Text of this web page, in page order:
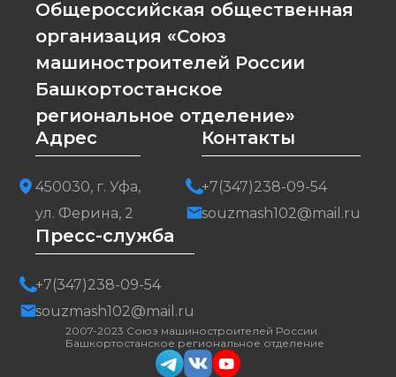
Общероссийская общественная
организация «Союз
машиностроителей России
Башкортостанское
региональное отделение»
Адрес
450030, г. Уфа,
ул. Ферина, 2
Контакты
+7(347)238-09-54
souzmash102@mail.ru
Пресс-служба
+7(347)238-09-54
souzmash102@mail.ru
2007-2023 Союз машиностроителей России.
Башкортостанское региональное отделение